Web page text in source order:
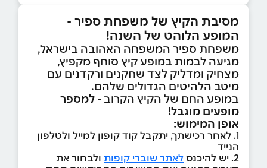
מסיבת הקיץ של משפחת ספיר -
המופע הלוהט של השנה!
משפחת ספיר המשפחה האהובה בישראל,
מגיעה לבמות במופע קיץ סוחף מקפיץ,
מצחיק ומדליק לצד שחקנים ורקדנים עם
מיטב הלהיטים הגדולים שלהם.
במופע החם של הקיץ הקרוב - למספר
מופעים מוגבל!
אופן המימוש:
1. לאחר רכישתך, יתקבל קוד קופון למייל ולטלפון
הנייד
2. יש להיכנס
לאתר שוברי קופות ולבחור את